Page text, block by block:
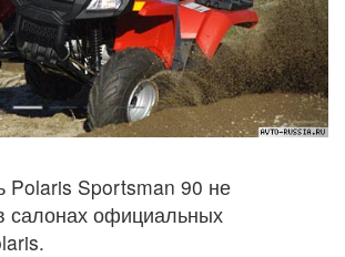
Polaris Sportsman 90 не
салонах официальных